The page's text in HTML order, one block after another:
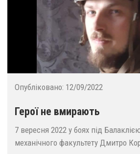
Опубліковано: 12/09/2022
Герої не вмирають
7 вересня 2022 у боях під
механічного факультету Дмитро